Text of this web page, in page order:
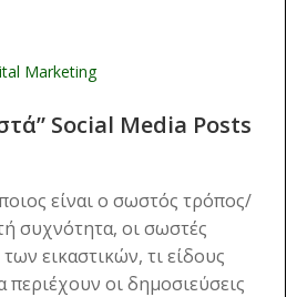
Marketing
Social Media Posts
είναι ο σωστός τρόπος/
συχνότητα, οι σωστές
εικαστικών, τι είδους
περιέχουν οι δημοσιεύσεις